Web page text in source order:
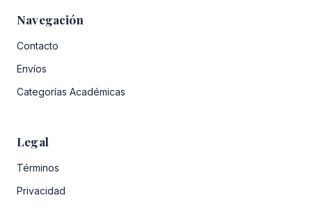
Navegación
Contacto
Envíos
Categorías Académicas
Legal
Términos
Privacidad